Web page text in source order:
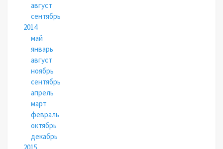
август
сентябрь
2014
май
январь
август
ноябрь
сентябрь
апрель
март
февраль
октябрь
декабрь